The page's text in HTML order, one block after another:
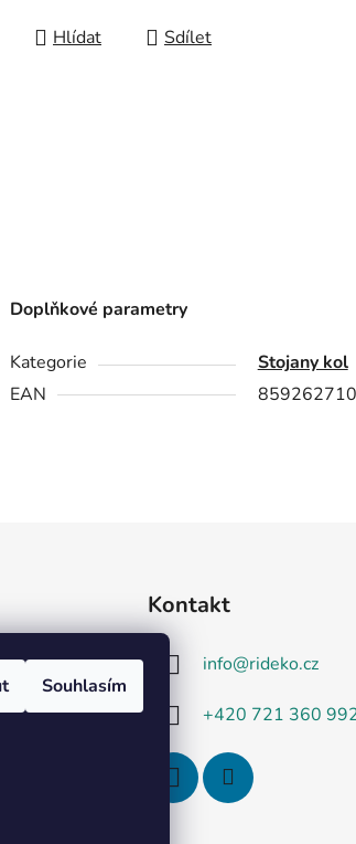
Souhlasím
Hlídat Sdílet
Doplňkové parametry
Kategorie
Stojany kol
EAN
Kontakt
info@rideko.cz
+420 721 360